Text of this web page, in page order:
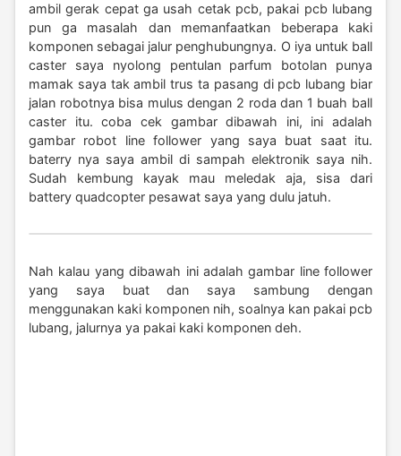
ambil gerak cepat ga usah cetak pcb, pakai pcb lubang
pun ga masalah dan memanfaatkan beberapa kaki
komponen sebagai jalur penghubungnya. O iya untuk ball
caster saya nyolong pentulan parfum botolan punya
mamak saya tak ambil trus ta pasang di pcb lubang biar
jalan robotnya bisa mulus dengan 2 roda dan 1 buah ball
caster itu. coba cek gambar dibawah ini, ini adalah
gambar robot line follower yang saya buat saat itu.
baterry nya saya ambil di sampah elektronik saya nih.
Sudah kembung kayak mau meledak aja, sisa dari
battery quadcopter pesawat saya yang dulu jatuh.
Nah kalau yang dibawah ini adalah gambar line follower
yang saya buat dan saya sambung dengan
menggunakan kaki komponen nih, soalnya kan pakai pcb
lubang, jalurnya ya pakai kaki komponen deh.